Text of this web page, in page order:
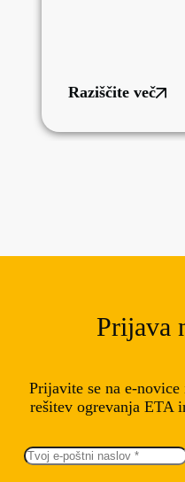
Raziščite več
Prijava
Prijavite se na e-
rešitev ogrevanja